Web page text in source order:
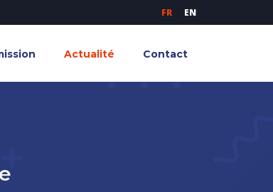
FR EN
Actualité Contact